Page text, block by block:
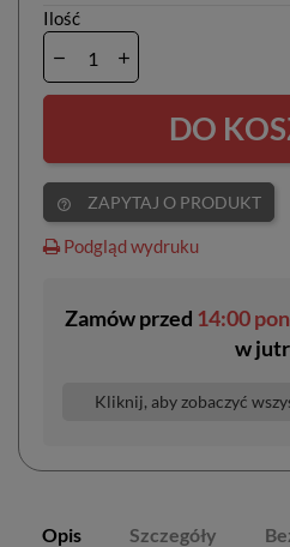
Ilość
DO
help_outline ZAPYTAJ O PRODUKT
Podgląd wydruku
Zamów przed 14:00
w
Kliknij, aby zobaczyć
Opis Szczegóły